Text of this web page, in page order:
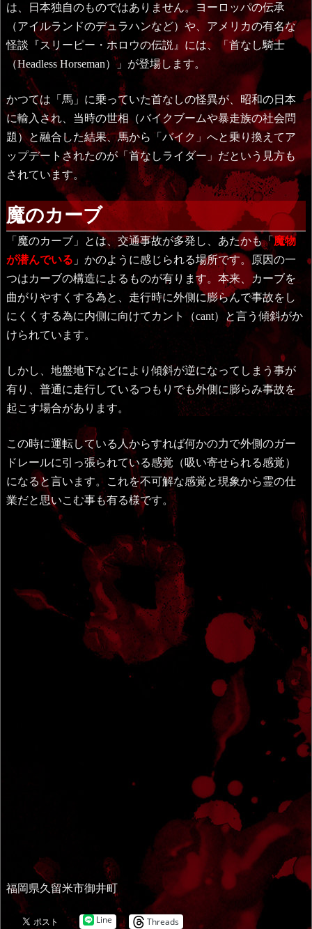
は、日本独自のものではありません。ヨーロッパの伝承
（アイルランドのデュラハンなど）や、アメリカの有名な
怪談『スリーピー・ホロウの伝説』には、「首なし騎士
（Headless Horseman）」が登場します。
かつては「馬」に乗っていた首なしの怪異が、昭和の日本
に輸入され、当時の世相（バイクブームや暴走族の社会問
題）と融合した結果、馬から「バイク」へと乗り換えてア
ップデートされたのが「首なしライダー」だという見方も
されています。
魔のカーブ
「魔のカーブ」とは、交通事故が多発し、あたかも「魔物
が潜んでいる 」かのように感じられる場所です。原因の一
つはカーブの構造によるものが有ります。本来、カーブを
曲がりやすくする為と、走行時に外側に膨らんで事故をし
にくくする為に内側に向けてカント（cant）と言う傾斜がか
けられています。
しかし、地盤地下などにより傾斜が逆になってしまう事が
有り、普通に走行しているつもりでも外側に膨らみ事故を
起こす場合があります。
この時に運転している人からすれば何かの力で外側のガー
ドレールに引っ張られている感覚（吸い寄せられる感覚）
になると言います。これを不可解な感覚と現象から霊の仕
業だと思いこむ事も有る様です。
福岡県久留米市御井町
Line Threads